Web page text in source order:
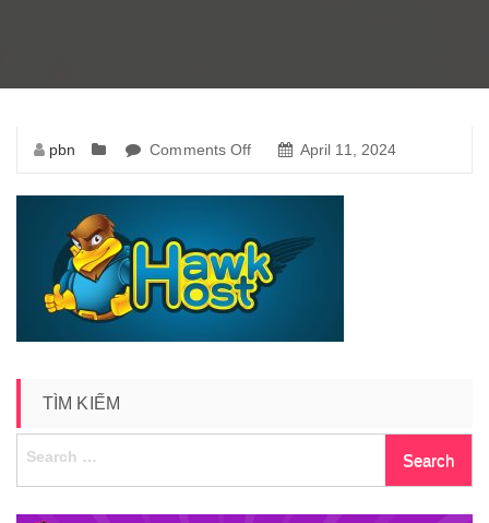
pbn Comments Off
hosting-
nhat-
8
April 11, 2024
TÌM KIẾM
Search